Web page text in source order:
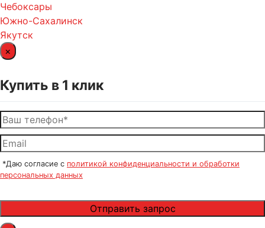
Чебоксары
Южно-Сахалинск
Якутск
×
Купить в 1 клик
*Даю согласие с политикой конфиденциальности и обработки
персональных данных